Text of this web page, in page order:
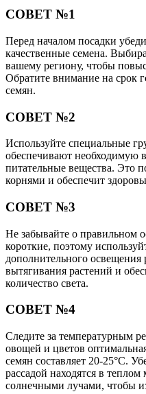
СОВЕТ №1
Перед началом посадки
качественные семена.
вашему региону, чтобы
Обратите внимание на срок
семян.
СОВЕТ №2
Используйте специальные
обеспечивают необходимую
питательные вещества. Это
корнями и обеспечит
СОВЕТ №3
Не забывайте о правильном
короткие, поэтому
дополнительного освещения
вытягивания растений и
количество света.
СОВЕТ №4
Следите за температурным
овощей и цветов
семян составляет 20-25°C.
рассадой находятся в
солнечными лучами, чтобы